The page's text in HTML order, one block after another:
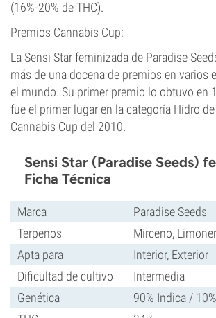
(16%-20% de THC).
Premios Cannabis Cup:
La Sensi Star feminizada de Paradise
más de una docena de premios en varios
el mundo. Su primer premio lo obtuvo en
fue el primer lugar en la categoría Hidro
Cannabis Cup del 2010.
Sensi Star (Paradise Seeds)
Ficha Técnica
Marca
Paradise Seeds
Terpenos
Mirceno,
Apta para
Interior, Exterior
Dificultad de cultivo
Intermedia
Genética
90% Indica /